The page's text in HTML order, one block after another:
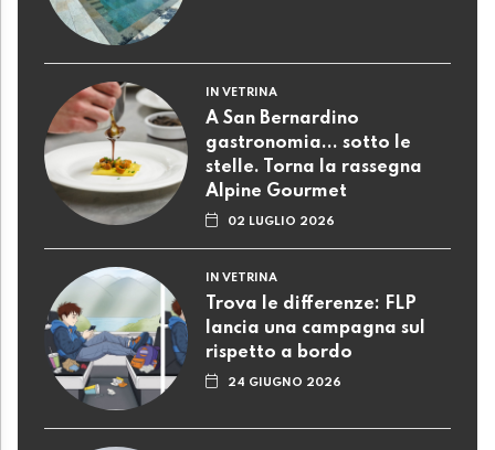
IN VETRINA
A San Bernardino
gastronomia... sotto le
stelle. Torna la rassegna
Alpine Gourmet
02 LUGLIO 2026
IN VETRINA
Trova le differenze: FLP
lancia una campagna sul
rispetto a bordo
24 GIUGNO 2026